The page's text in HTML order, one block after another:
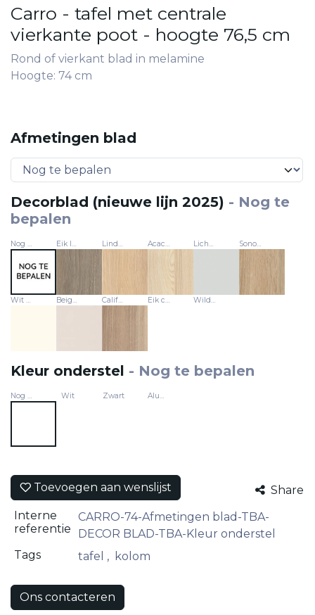
Carro - tafel met centrale
vierkante poot - hoogte 76,5 cm
Rond of vierkant blad in melamine
Hoogte: 74 cm
Afmetingen blad
Decorblad (nieuwe lijn 2025) - Nog te
bepalen
Nog te bepalen Eik latté (nieuwe lijn 2025) Lindberg eik (nieuwe lijn 2025) Acacia (nieuwe lijn 2025) Lichtgrijs (nieuwe lijn 2025) Sonoma eik (nieuwe lijn 2025)
Wit prime (nieuwe lijn 2025) Beige (nieuwe lijn 2025) Californische notelaar (nieuwe lijn 2025) Eik chocolade (nieuwe lijn 2025) Wilde zomereik (nieuwe lijn 2025)
Kleur onderstel - Nog te bepalen
Nog te bepalen Wit Zwart Aluminium
Toevoegen aan wenslijst
Share
Interne
referentie
CARRO-74-Afmetingen blad-TBA-
DECOR BLAD-TBA-Kleur onderstel
Tags
tafel , kolom
Ons contacteren